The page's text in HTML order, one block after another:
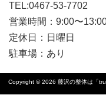
TEL:0467-53-7702
営業時間：9:00〜
定休日：日曜日
駐車場：あり
Copyright © 2026 藤沢の整体は「